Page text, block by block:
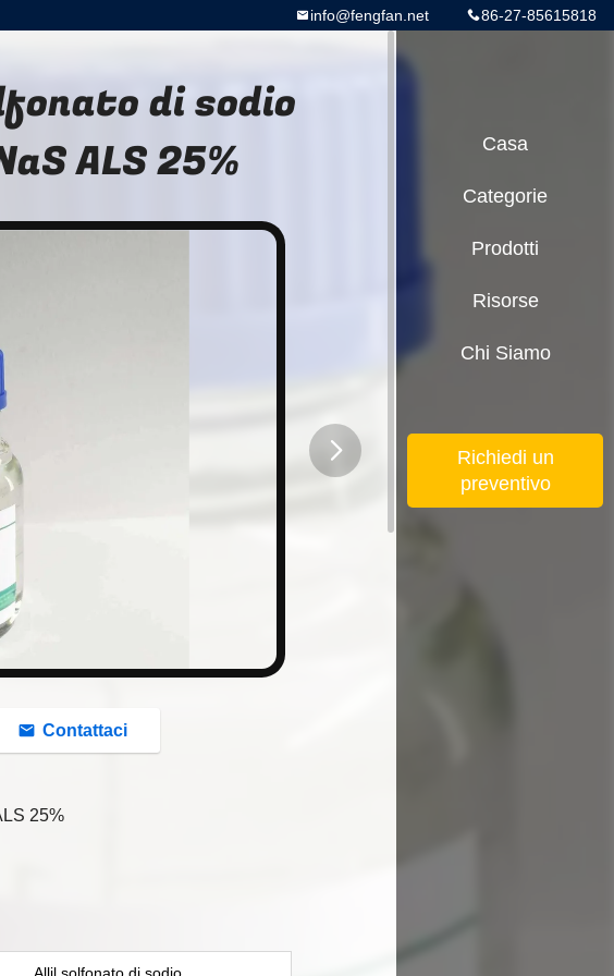
86-27-85615818
info@fengfan.net
di sodio
ALS 25%
Contattaci
25%
Casa
Categorie
Prodotti
Risorse
Chi Siamo
Richiedi un
preventivo